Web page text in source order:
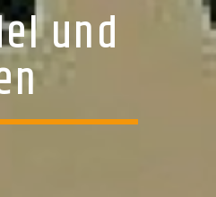
und